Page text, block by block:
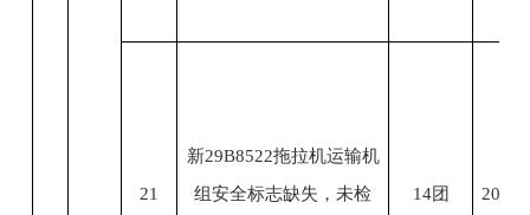
21
新29B8522拖拉机运输机
组安全标志缺失，未检
14团